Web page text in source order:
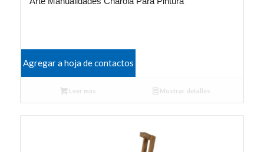
Agregar a hoja de contactos
Leer más Mostrar detalles